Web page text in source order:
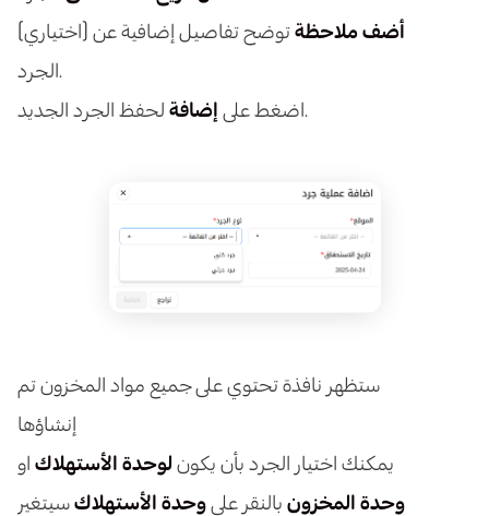
(اختياري)
أضف ملاحظةتوضح تفاصيل إضافية عن
الجرد.
اضغط على إضافة لحفظ الجرد الجديد.
ستظهر نافذة تحتوي على جميع مواد المخزون تم
إنشاؤها
يمكنك اختيار الجرد بأن يكون لوحدة الأستهلاك او
وحدة المخزون بالنقر علىوحدة الأستهلاكسيتغير